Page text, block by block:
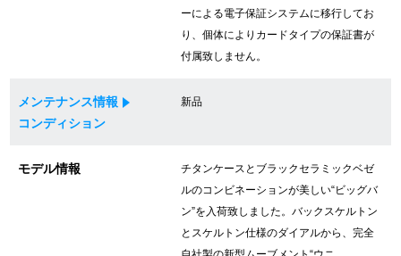
修理・メンテナンスをご希望の方
修理・メンテンナンスについて
オーバーホールについて
ーによる電子保証システムに移行してお
り、個体によりカードタイプの保証書が
付属致しません。
メンテナンス情報
コンディション
新品
モデル情報
チタンケースとブラックセラミックベゼ
ルのコンビネーションが美しい“ビッグバ
ン”を入荷致しました。バックスケルトン
とスケルトン仕様のダイアルから、完全